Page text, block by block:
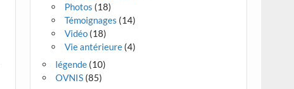
Photos (18)
Témoignages (14)
Vidéo (18)
Vie antérieure (4)
légende (10)
OVNIS (85)